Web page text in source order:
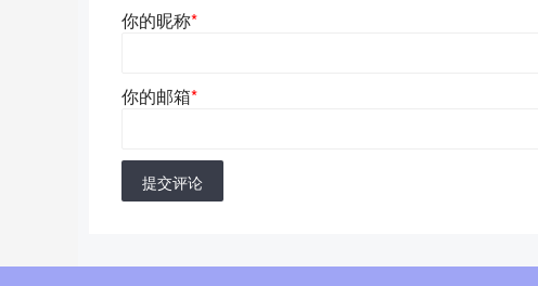
你的昵称*
你的邮箱*
提交评论